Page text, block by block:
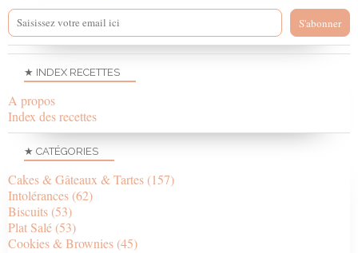
★ INDEX RECETTES
A propos
Index des recettes
★ CATÉGORIES
Cakes & Gâteaux & Tartes (157)
Intolérances (62)
Biscuits (53)
Plat Salé (53)
Cookies & Brownies (45)